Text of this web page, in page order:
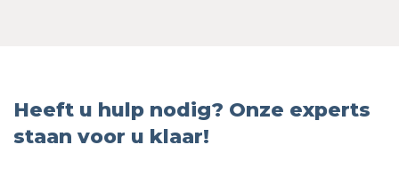
Heeft u hulp nodig? Onze experts
staan voor u klaar!